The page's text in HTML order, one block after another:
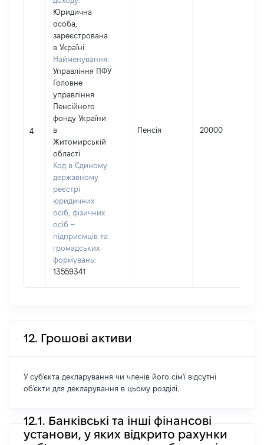
4
Юридична
особа,
зареєстрована
в Україні
Найменування:
Управління ПФУ
Головне
управління
Пенсійного
фонду України
в
Житомирській
області
Код в Єдиному
державному
реєстрі
юридичних
осіб, фізичних
осіб –
підприємців та
громадських
формувань:
13559341
Пенсія 20000
12. Грошові активи
У суб'єкта декларування чи членів його сім'ї відсутні
об'єкти для декларування в цьому розділі.
12.1. Банківські та інші фінансові
установи, у яких відкрито рахунки